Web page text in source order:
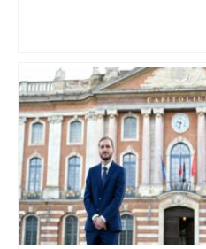
Mort mystérieuse près de
une émission de M6
Christian Abraham,
tranchée et recouvert de
deux ans – ladepeche.fr